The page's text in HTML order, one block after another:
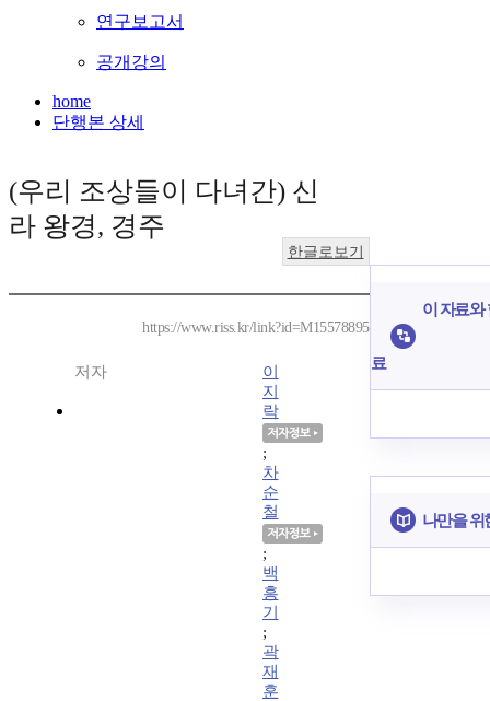
연구보고서
공개강의
home
단행본 상세
(우리 조상들이 다녀간) 신
라 왕경, 경주
한글로보기
https://www.riss.kr/link?id=M15578895
저자
이
지
락
;
차
순
철
;
백
흥
기
;
곽
재
훈
이 자료와
료
나만을 위